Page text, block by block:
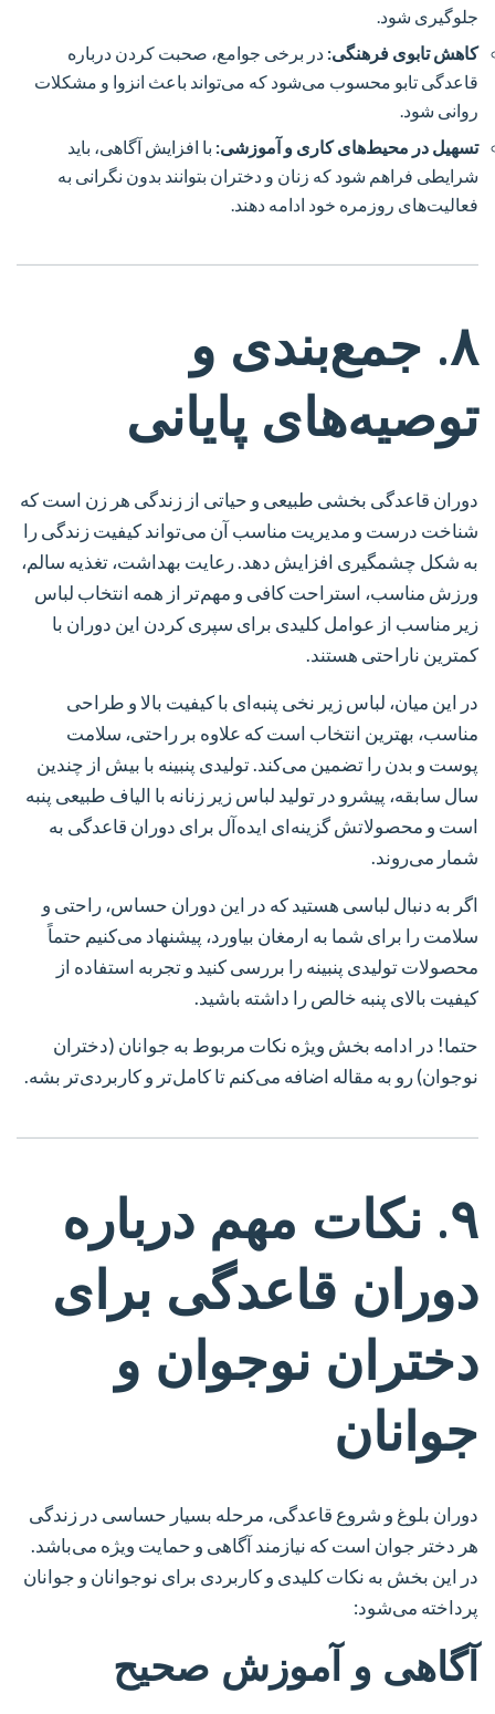
جلوگیری شود.
کاهش تابوی فرهنگی: در برخی جوامع، صحبت کردن درباره
قاعدگی تابو محسوب می‌شود که می‌تواند باعث انزوا و مشکلات
روانی شود.
تسهیل در محیط‌های کاری و آموزشی: با افزایش آگاهی، باید
شرایطی فراهم شود که زنان و دختران بتوانند بدون نگرانی به
فعالیت‌های روزمره خود ادامه دهند.
۸. جمع‌بندی و
توصیه‌های پایانی
دوران قاعدگی بخشی طبیعی و حیاتی از زندگی هر زن است که
شناخت درست و مدیریت مناسب آن می‌تواند کیفیت زندگی را
به شکل چشمگیری افزایش دهد. رعایت بهداشت، تغذیه سالم،
ورزش مناسب، استراحت کافی و مهم‌تر از همه انتخاب لباس
زیر مناسب از عوامل کلیدی برای سپری کردن این دوران با
کمترین ناراحتی هستند.
در این میان، لباس زیر نخی پنبه‌ای با کیفیت بالا و طراحی
مناسب، بهترین انتخاب است که علاوه بر راحتی، سلامت
پوست و بدن را تضمین می‌کند. تولیدی پنبینه با بیش از چندین
سال سابقه، پیشرو در تولید لباس زیر زنانه با الیاف طبیعی پنبه
است و محصولاتش گزینه‌ای ایده‌آل برای دوران قاعدگی به
شمار می‌روند.
اگر به دنبال لباسی هستید که در این دوران حساس، راحتی و
سلامت را برای شما به ارمغان بیاورد، پیشنهاد می‌کنیم حتماً
محصولات تولیدی پنبینه را بررسی کنید و تجربه استفاده از
کیفیت بالای پنبه خالص را داشته باشید.
حتما! در ادامه بخش ویژه نکات مربوط به جوانان (دختران
نوجوان) رو به مقاله اضافه می‌کنم تا کامل‌تر و کاربردی‌تر بشه.
۹. نکات مهم درباره
دوران قاعدگی برای
دختران نوجوان و
جوانان
دوران بلوغ و شروع قاعدگی، مرحله بسیار حساسی در زندگی
هر دختر جوان است که نیازمند آگاهی و حمایت ویژه می‌باشد.
در این بخش به نکات کلیدی و کاربردی برای نوجوانان و جوانان
پرداخته می‌شود:
آگاهی و آموزش صحیح